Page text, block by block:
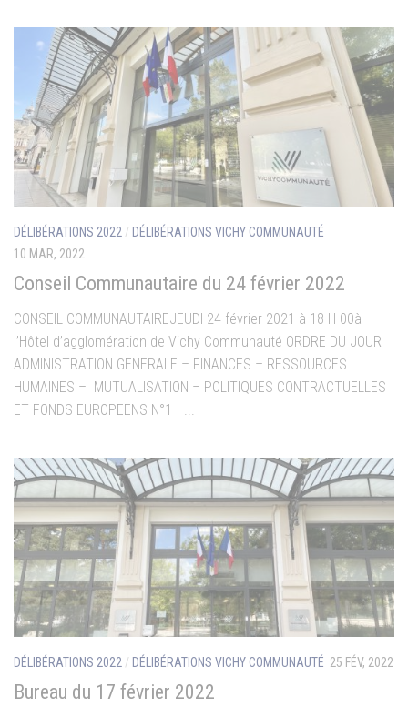
DÉLIBÉRATIONS 2022 / DÉLIBÉRATIONS VICHY COMMUNAUTÉ
10 MAR, 2022
Conseil Communautaire du 24 février 2022
CONSEIL COMMUNAUTAIREJEUDI 24 février 2021 à 18 H 00à
l’Hôtel d’agglomération de Vichy Communauté ORDRE DU JOUR
ADMINISTRATION GENERALE – FINANCES – RESSOURCES
HUMAINES – MUTUALISATION – POLITIQUES CONTRACTUELLES
ET FONDS EUROPEENS N°1 –...
DÉLIBÉRATIONS 2022 / DÉLIBÉRATIONS VICHY COMMUNAUTÉ 25 FÉV, 2022
Bureau du 17 février 2022